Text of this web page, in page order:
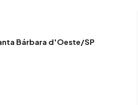
Bárbara d'Oeste/SP